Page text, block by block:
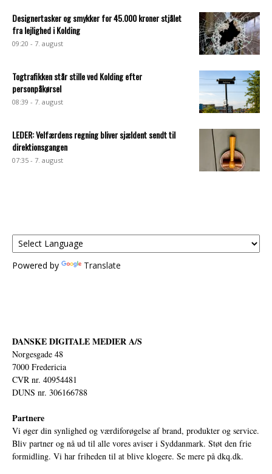
Designertasker og smykker for 45.000 kroner stjålet
fra lejlighed i Kolding
09:20 - 7. august
Togtrafikken står stille ved Kolding efter
personpåkørsel
08:39 - 7. august
LEDER: Velfærdens regning bliver sjældent sendt til
direktionsgangen
07:35 - 7. august
Powered by Translate
DANSKE DIGITALE MEDIER A/S
Norgesgade 48
7000 Fredericia
CVR nr. 40954481
DUNS nr. 306166788
Partnere
Vi øger din synlighed og værdiforøgelse af brand, produkter og service.
Bliv partner og nå ud til alle vores aviser i Syddanmark. Støt den frie
formidling. Vi har friheden til at blive klogere. Se mere på dkq.dk.